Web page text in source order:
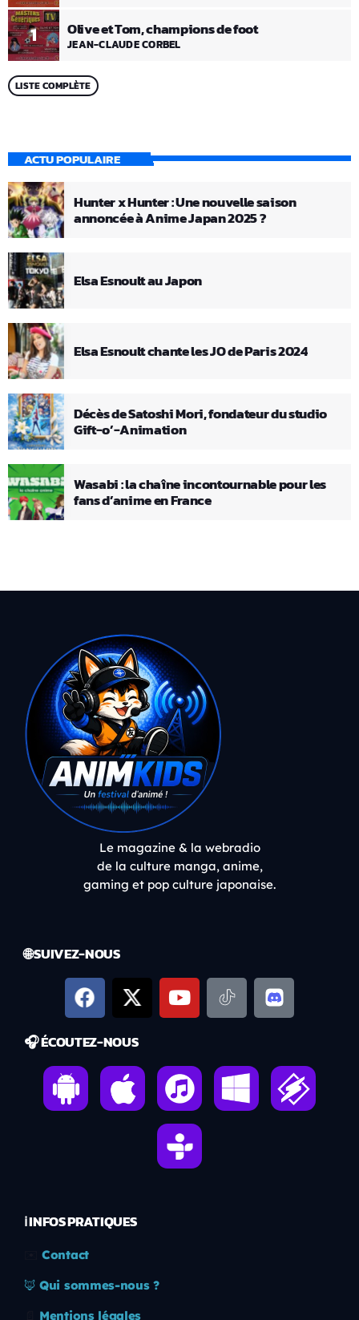
1 Olive et Tom, champions de foot
JEAN-CLAUDE CORBEL
LISTE COMPLÈTE
ACTU POPULAIRE
Hunter x Hunter : Une nouvelle saison
annoncée à Anime Japan 2025 ?
Elsa Esnoult au Japon
Elsa Esnoult chante les JO de Paris 2024
Décès de Satoshi Mori, fondateur du studio
Gift-o’-Animation
Wasabi : la chaîne incontournable pour les
fans d’anime en France
Le magazine & la webradio
de la culture manga, anime,
gaming et pop culture japonaise.
🌐 SUIVEZ-NOUS
🎧 ÉCOUTEZ-NOUS
ℹ️ INFOS PRATIQUES
Contact
🦊 Qui sommes-nous ?
Mentions légales